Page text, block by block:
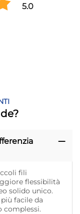
5.0
fili
flessibilità
solido unico.
facile da
complessi.